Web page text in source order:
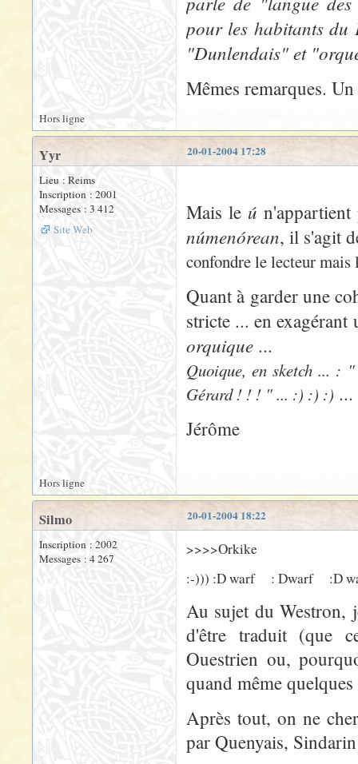
pour les habitants du
"Dunlendais" et
Mêmes remarques.
Hors ligne
20-01-2004 17:28
Yyr
Lieu : Reims
Inscription : 2001
Messages : 3 412
Site Web
Mais le ú
númenórean, il s'agit
confondre le lecteur
Quant à garder une
stricte ... en
orquique ...
Quoique, en sketch ... :
Gérard ! ! ! " ... :) :) :) ...
Jérôme
Hors ligne
20-01-2004 18:22
Silmo
Inscription : 2002
Messages : 4 267
>>>>Orkike
:-))) :D warf : Dwarf :D
Au sujet du Westron,
d'être traduit (que
Ouestrien ou,
quand même
Après tout, on ne
par Quenyais,